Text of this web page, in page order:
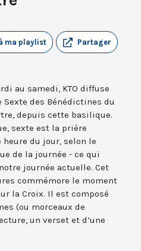
Partager
ma playlist
au samedi, KTO diffuse
Sexte des Bénédictines du
depuis cette basilique.
sexte est la prière
du jour, selon le
de la journée - ce qui
journée actuelle. Cet
commémore le moment
la Croix. Il est composé
(ou morceaux de
un verset et d’une